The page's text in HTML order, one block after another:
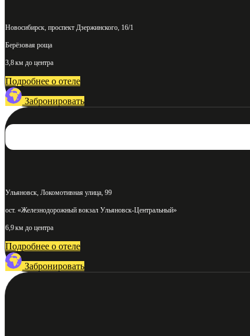
Новосибирск, проспект Дзержинского, 16/1
Берёзовая роща
3,8 км до центра
Подробнее о отеле
Забронировать
Ульяновск, Локомотивная улица, 99
ост. «Железнодорожный вокзал Ульяновск-Центральный»
6,9 км до центра
Подробнее о отеле
Забронировать